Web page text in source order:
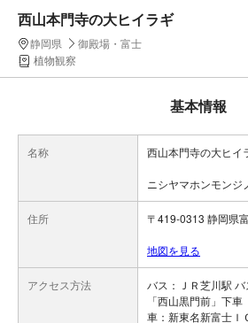
西山本門寺の大ヒイラギ
静岡県
御殿場・富士
植物観察
基本情報
名称 西山本門寺の大ヒイ
ニシヤマホンモンジ
住所 〒419-0313 静岡県
地図を見る
アクセス方法
バス：ＪＲ芝川駅
「西山黒門前」下車
車：新東名新富士Ｉ